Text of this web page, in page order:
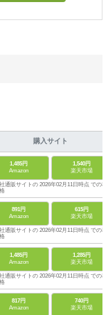
購入サイト
1,485円
Amazon
1,540円
楽天市場
通販サイトの 2026年02月11日時点 での税
891円
Amazon
615円
楽天市場
通販サイトの 2026年02月11日時点 での税
1,485円
Amazon
1,285円
楽天市場
通販サイトの 2026年02月11日時点 での税
817円
Amazon
740円
楽天市場